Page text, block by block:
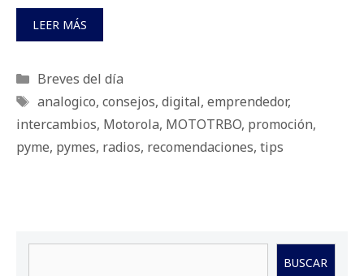
LEER MÁS
Categorías
Breves del día
Etiquetas
analogico, consejos, digital, emprendedor,
intercambios, Motorola, MOTOTRBO, promoción,
pyme, pymes, radios, recomendaciones, tips
BUSCAR